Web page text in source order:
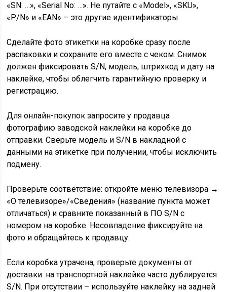
«SN: …», «Serial No: …». Не путайте с «Model», «SKU»,
«P/N» и «EAN» – это другие идентификаторы.
Сделайте фото этикетки на коробке сразу после
распаковки и сохраните его вместе с чеком. Снимок
должен фиксировать S/N, модель, штрихкод и дату на
наклейке, чтобы облегчить гарантийную проверку и
регистрацию.
Для онлайн-покупок запросите у продавца
фотографию заводской наклейки на коробке до
отправки. Сверьте модель и S/N в накладной с
данными на этикетке при получении, чтобы исключить
подмену.
Проверьте соответствие: откройте меню телевизора →
«О телевизоре»/«Сведения» (название пункта может
отличаться) и сравните показанный в ПО S/N с
номером на коробке. Несовпадение фиксируйте на
фото и обращайтесь к продавцу.
Если коробка утрачена, проверьте документы от
доставки: на транспортной наклейке часто дублируется
S/N. При отсутствии – используйте наклейку на задней